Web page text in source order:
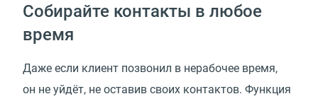
Собирайте контакты в любое
время
Даже если клиент позвонил в нерабочее время,
он не уйдёт, не оставив своих контактов. Функция